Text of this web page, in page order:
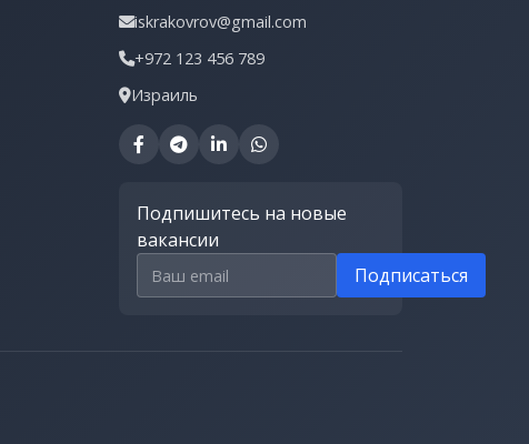
iskrakovrov@gmail.com
+972 123 456 789
Израиль
Подпишитесь на новые
вакансии
Email для подписки
Подписаться